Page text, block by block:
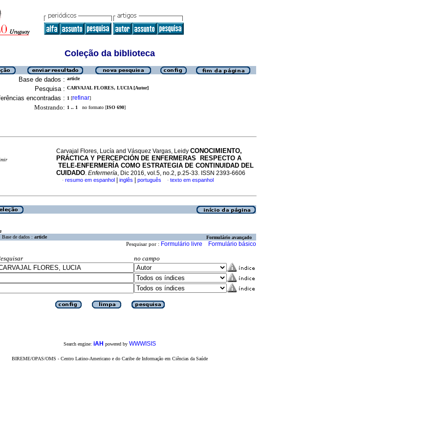
Coleção da biblioteca
Base de dados : article
Pesquisa : CARVAJAL FLORES, LUCIA [Autor]
encontradas : 1 [refinar]
Mostrando: 1 .. 1 no formato [ISO 690]
Carvajal Flores, Lucía and Vásquez Vargas, Leidy CONOCIMIENTO,
PRÁCTICA Y PERCEPCIÓN DE ENFERMERAS RESPECTO A
TELE-ENFERMERÍA COMO ESTRATEGIA DE CONTINUIDAD DEL
CUIDADO. Enfermería, Dic 2016, vol.5, no.2, p.25-33. ISSN 2393-6606
· resumo em espanhol inglês português · texto em espanhol
Base de dados : article Formulário avançado
Pesquisar por : Formulário livre Formulário básico
no campo
Search engine: iAH powered by WWWISIS
BIREME/OPAS/OMS - Centro Latino-Americano e do Caribe de Informação em Ciências da Saúde